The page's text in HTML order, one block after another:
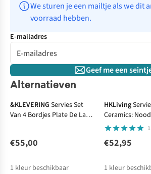
We sturen je een mailtje als we dit
voorraad hebben.
E-mailadres
Geef me een
Alternatieven
&KLEVERING Servies Set
Van 4 Bordjes Plate De La
€55,00
1 kleur beschikbaar
HKLiving
Ceramics:
Geyser (Set Of 4)1
€52,95
1 kleur